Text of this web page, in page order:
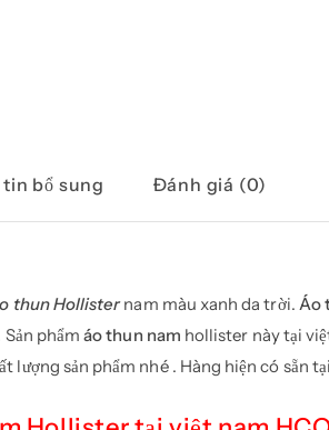
bổ sung Đánh giá (0)
thun Hollisternam màu xanh da trời. Áo
Sản phẩmáo thun nam hollister này tại
lượng sản phẩm nhé . Hàng hiện có sẵn